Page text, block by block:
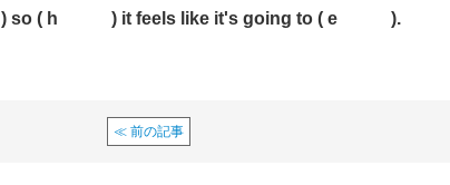
so ( h ) it feels like it's going to ( e ).
≪ 前の記事